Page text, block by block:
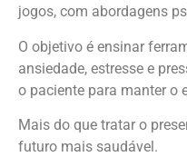
jogos, com abordagens
O objetivo é ensinar
ansiedade, estresse e
o paciente para manter o
Mais do que tratar o
futuro mais saudável.